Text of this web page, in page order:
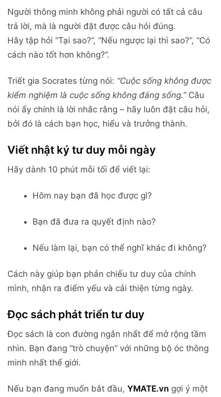
Người thông minh không phải người có tất cả câu
trả lời, mà là người đặt được câu hỏi đúng.
Hãy tập hỏi “Tại sao?”, “Nếu ngược lại thì sao?”, “Có
cách nào tốt hơn không?”.
Triết gia Socrates từng nói: “Cuộc sống không được
kiểm nghiệm là cuộc sống không đáng sống.”Câu
nói ấy chính là lời nhắc rằng – hãy luôn đặt câu hỏi,
bởi đó là cách bạn học, hiểu và trưởng thành.
Viết nhật ký tư duy mỗi ngày
Hãy dành 10 phút mỗi tối để viết lại:
Hôm nay bạn đã học được gì?
Bạn đã đưa ra quyết định nào?
Nếu làm lại, bạn có thể nghĩ khác đi không?
Cách này giúp bạn phản chiếu tư duy của chính
mình, nhận ra điểm yếu và cải thiện từng ngày.
Đọc sách phát triển tư duy
Đọc sách là con đường ngắn nhất để mở rộng tầm
nhìn. Bạn đang “trò chuyện” với những bộ óc thông
minh nhất thế giới.
Nếu bạn đang muốn bắt đầu, YMATE.vn gợi ý một